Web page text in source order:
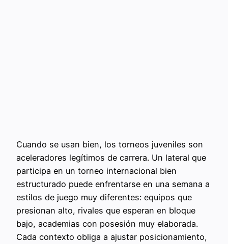
Cuando se usan bien, los torneos juveniles son
aceleradores legítimos de carrera. Un lateral que
participa en un torneo internacional bien
estructurado puede enfrentarse en una semana a
estilos de juego muy diferentes: equipos que
presionan alto, rivales que esperan en bloque
bajo, academias con posesión muy elaborada.
Cada contexto obliga a ajustar posicionamiento,